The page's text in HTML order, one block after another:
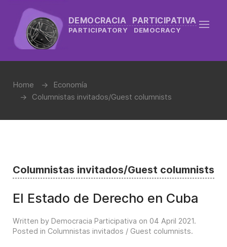
DEMOCRACIA PARTICIPATIVA
PARTICIPATORY DEMOCRACY
Home
Economía
Columnistas invitados/Guest columnists
Columnistas invitados/Guest columnists
El Estado de Derecho en Cuba
Written by Democracia Participativa on 04 April 2021.
Posted in Columnistas invitados / Guest columnists.